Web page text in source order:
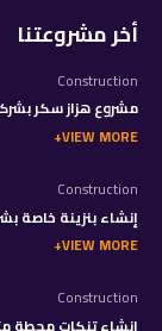
أخر مشروعتنا
Construction
مشروع هزاز سكر
VIEW MORE
Construction
إنشاء بنزينة خاصة
VIEW MORE
Construction